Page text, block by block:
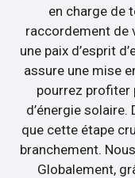
en charge de
raccordement de
une paix d’esprit
assure une mise
pourrez profiter
d’énergie
que cette étape
branchement.
Globalement,